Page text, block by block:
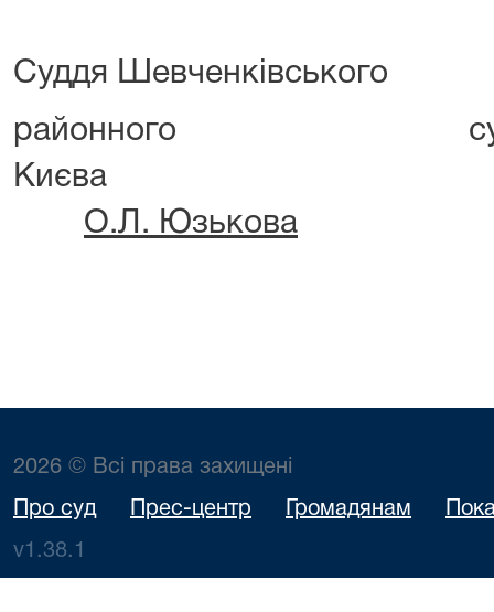
Суддя Шевченківського
О.Л. Юзькова
2026 © Всі права захищені
Про суд Прес-центр Громадянам
v1.38.1